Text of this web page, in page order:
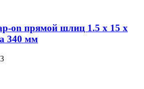
on прямой шлиц 1.5 x 15 x
340 мм